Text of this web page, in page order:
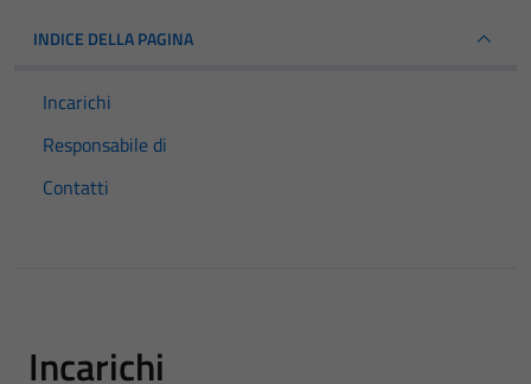
INDICE DELLA PAGINA
Incarichi
Responsabile di
Contatti
Incarichi